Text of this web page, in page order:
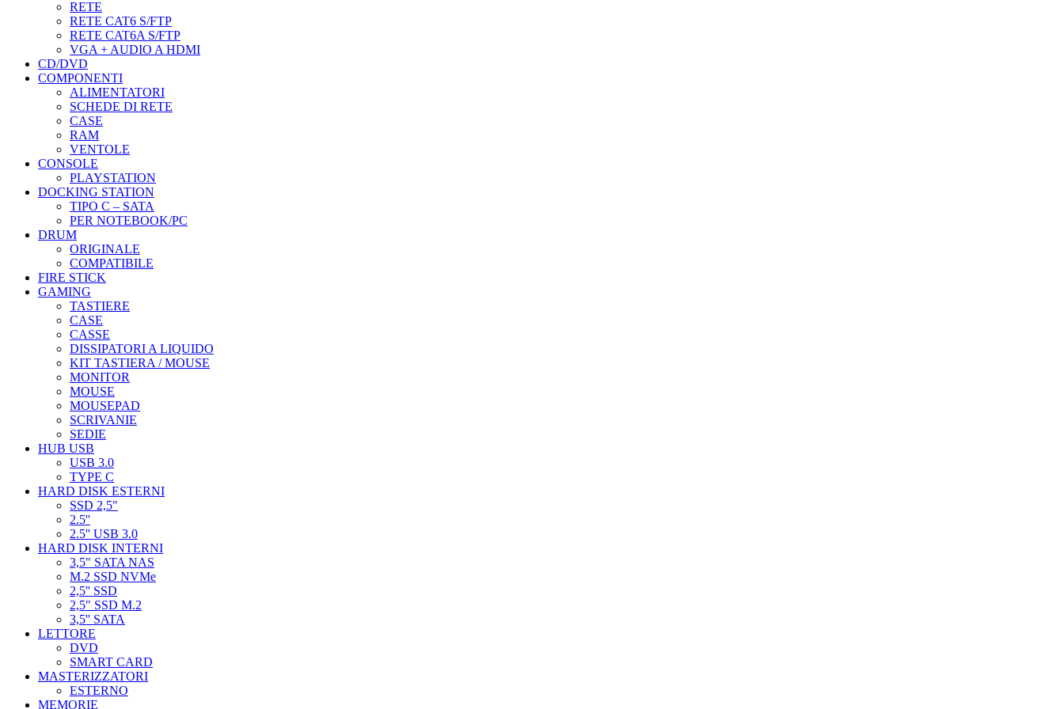
RETE
RETE CAT6 S/FTP
RETE CAT6A S/FTP
VGA + AUDIO A HDMI
CD/DVD
COMPONENTI
ALIMENTATORI
SCHEDE DI RETE
CASE
RAM
VENTOLE
CONSOLE
PLAYSTATION
DOCKING STATION
TIPO C – SATA
PER NOTEBOOK/PC
DRUM
ORIGINALE
COMPATIBILE
FIRE STICK
GAMING
TASTIERE
CASE
CASSE
DISSIPATORI A LIQUIDO
KIT TASTIERA / MOUSE
MONITOR
MOUSE
MOUSEPAD
SCRIVANIE
SEDIE
HUB USB
USB 3.0
TYPE C
HARD DISK ESTERNI
SSD 2,5"
2.5''
2.5'' USB 3.0
HARD DISK INTERNI
3,5" SATA NAS
M.2 SSD NVMe
2,5'' SSD
2,5" SSD M.2
3,5'' SATA
LETTORE
DVD
SMART CARD
MASTERIZZATORI
ESTERNO
MEMORIE